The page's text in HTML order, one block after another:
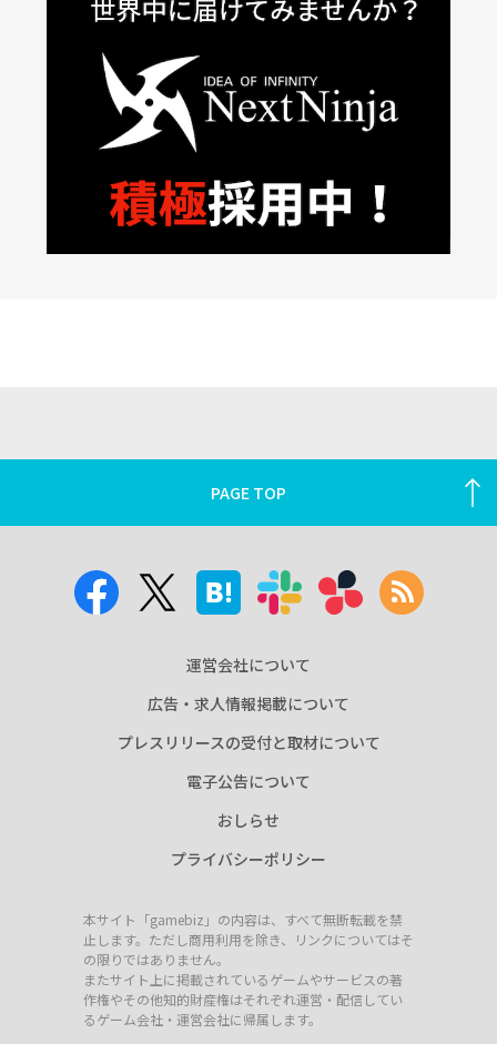
PAGE TOP
運営会社について
広告・求人情報掲載について
プレスリリースの受付と取材について
電子公告について
おしらせ
プライバシーポリシー
本サイト「gamebiz」の内容は、すべて無断転載を禁
止します。ただし商用利用を除き、リンクについてはそ
の限りではありません。
またサイト上に掲載されているゲームやサービスの著
作権やその他知的財産権はそれぞれ運営・配信してい
るゲーム会社・運営会社に帰属します。